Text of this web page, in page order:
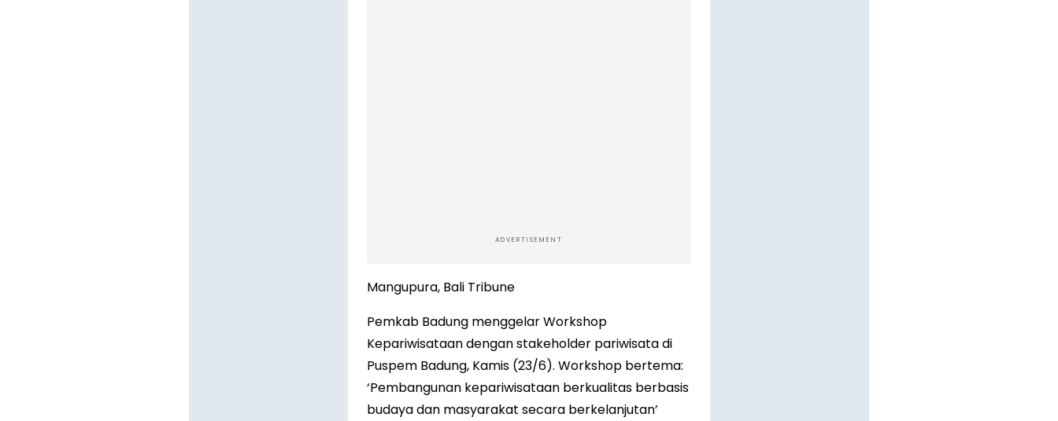
ADVERTISEMENT
Mangupura, Bali Tribune
Pemkab Badung menggelar Workshop
Kepariwisataan dengan stakeholder pariwisata di
Puspem Badung, Kamis (23/6). Workshop bertema:
‘Pembangunan kepariwisataan berkualitas berbasis
budaya dan masyarakat secara berkelanjutan’